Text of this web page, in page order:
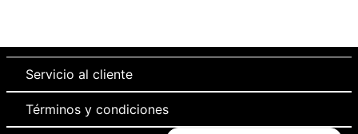
Servicio al cliente
Términos y condiciones